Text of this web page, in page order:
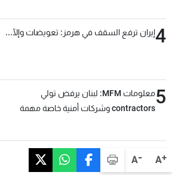
A+
A-
4إيران ترفع السقف في هرمز: تعويضات وإلّا...
5
معلومات MFM: لبنان يرفض تولي
contractors وشركات أمنية خاصة مهمة